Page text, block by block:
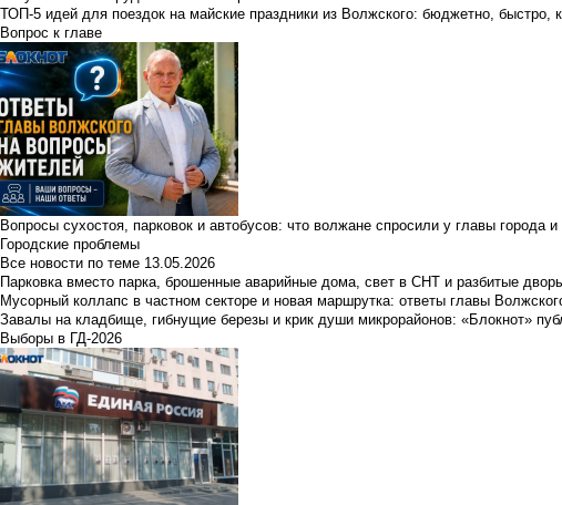
ТОП-5 идей для поездок на майские праздники из Волжского: бюджетно, быстро,
Вопрос к главе
Вопросы сухостоя, парковок и автобусов: что волжане спросили у главы города и
Городские проблемы
Все новости по теме 13.05.2026
Парковка вместо парка, брошенные аварийные дома, свет в СНТ и разбитые
Мусорный коллапс в частном секторе и новая маршрутка: ответы главы
Завалы на кладбище, гибнущие березы и крик души микрорайонов: «Блокнот»
Выборы в ГД-2026